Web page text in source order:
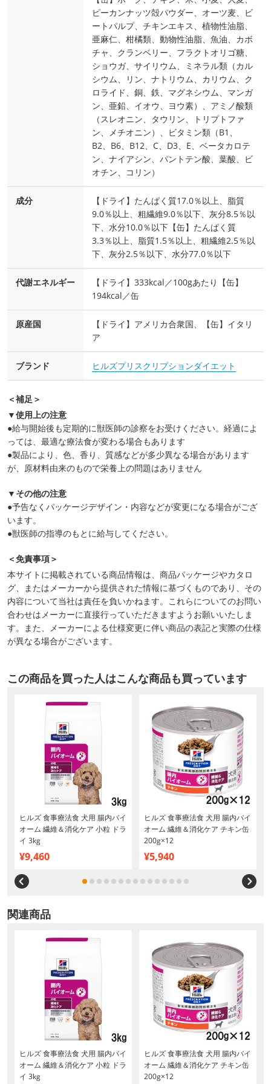
ピーカンナッツ殻パウダー、オーツ麦、ビ
ートパルプ、チキンエキス、植物性油脂、
亜麻仁、柑橘類、動物性油脂、魚油、カボ
チャ、クランベリー、フラクトオリゴ糖、
ショウガ、サイリウム、ミネラル類（カル
シウム、リン、ナトリウム、カリウム、ク
ロライド、銅、鉄、マグネシウム、マンガ
ン、亜鉛、イオウ、ヨウ素）、アミノ酸類
（スレオニン、タウリン、トリプトファ
ン、メチオニン）、ビタミン類（B1、
B2、B6、B12、C、D3、E、ベータカロテ
ン、ナイアシン、パントテン酸、葉酸、ビ
オチン、コリン）
成分
【ドライ】たんぱく質17.0％以上、脂質
9.0％以上、粗繊維9.0％以下、灰分8.5％以
下、水分10.0％以下【缶】たんぱく質
3.3％以上、脂質1.5％以上、粗繊維2.5％以
下、灰分2.5％以下、水分77.0％以下
代謝エネルギー
【ドライ】333kcal／100gあたり【缶】
194kcal／缶
原産国
【ドライ】アメリカ合衆国、【缶】イタリ
ア
ブランド ヒルズプリスクリプションダイエット
＜補足＞
▼使用上の注意
●給与開始後も定期的に獣医師の診察をお受けください。経過によ
っては、最適な療法食が変わる場合もあります
●製品により、色、香り、質感などが多少異なる場合があります
が、原材料由来のもので栄養上の問題はありません
▼その他の注意
●予告なくパッケージデザイン・内容などが変更になる場合がござ
います。
●獣医師の指導のもとに給与してください。
＜免責事項＞
本サイトに掲載されている商品情報は、商品パッケージやカタロ
グ、またはメーカーから提供された情報に基づくものであり、その
内容について当社は責任を負いかねます。これらについてのお問い
合わせはメーカーに直接行っていただきますようお願いいたしま
す。また、メーカーによる仕様変更に伴い商品の表記と実際の仕様
が異なる場合がございます。
この商品を買った人はこんな商品も買っています
ヒルズ 食事療法食 犬用 腸内バイ
オーム 繊維＆消化ケア 小粒 ドラ
イ 3kg
¥9,460
ヒルズ 食事療法食 犬用 腸内バイ
オーム 繊維＆消化ケア チキン缶
200g×12
¥5,940
関連商品
ヒルズ 食事療法食 犬用 腸内バイ
オーム 繊維＆消化ケア 小粒 ドラ
イ 3kg
ヒルズ 食事療法食 犬用 腸内バイ
オーム 繊維＆消化ケア チキン缶
200g×12